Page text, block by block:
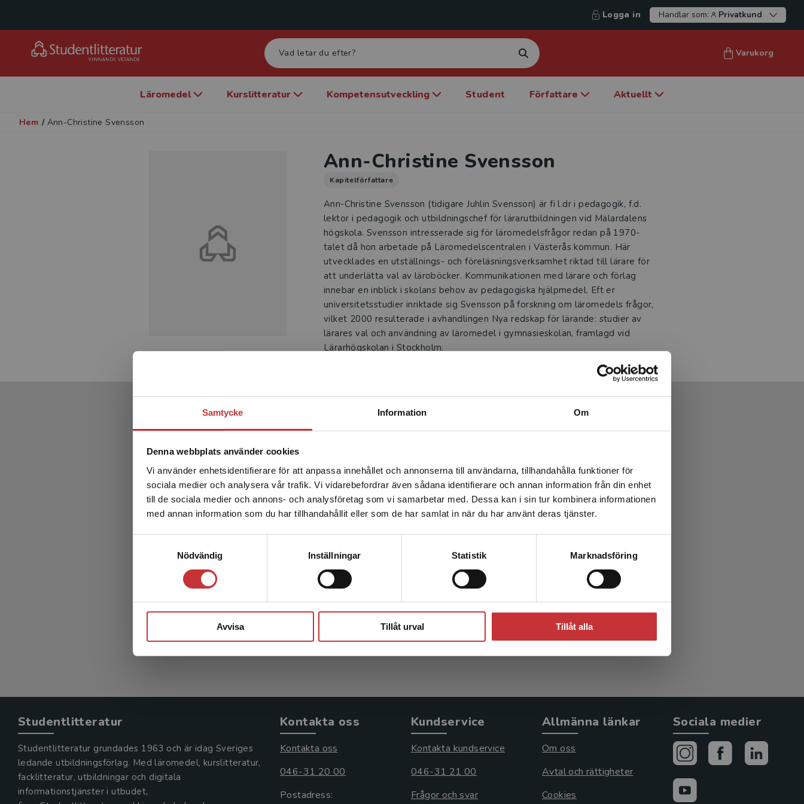
Samtycke Information Om
Denna webbplats använder cookies
Vi använder enhetsidentifierare för att anpassa innehållet och annonserna till användarna, tillhandahålla funktioner för
sociala medier och analysera vår trafik. Vi vidarebefordrar även sådana identifierare och annan information från din enhet
till de sociala medier och annons- och analysföretag som vi samarbetar med. Dessa kan i sin tur kombinera informationen
med annan information som du har tillhandahållit eller som de har samlat in när du har använt deras tjänster.
Nödvändig
Inställningar Statistik Marknadsföring
Avvisa Tillåt urval Tillåt alla
Begränsad fraktregion
Det verkar som att du besöker studentlitteratur.se via en
enhet utanför Sverige. Vi erbjuder inte leveranser utanför
Sverige. För att kunna slutföra ett köp måste
leveransadressen vara i Sverige.Läs mer
Logga in Handlar som: Privatkund
Varukorg
Läromedel Kurslitteratur Kompetensutveckling Student Författare Aktuellt
Hem / Ann-Christine Svensson
Ann-Christine Svensson
Kapitelförfattare
Ann-Christine Svensson (tidigare Juhlin Svensson) är fi l.dr i pedagogik, f.d.
lektor i pedagogik och utbildningschef för lärarutbildningen vid Mälardalens
högskola. Svensson intresserade sig för läromedelsfrågor redan på 1970-
talet då hon arbetade på Läromedelscentralen i Västerås kommun. Här
utvecklades en utställnings- och föreläsningsverksamhet riktad till lärare för
att underlätta val av läroböcker. Kommunikationen med lärare och förlag
innebar en inblick i skolans behov av pedagogiska hjälpmedel. Eft er
universitetsstudier inriktade sig Svensson på forskning om läromedels frågor,
vilket 2000 resulterade i avhandlingen Nya redskap för lärande: studier av
lärares val och användning av läromedel i gymnasieskolan, framlagd vid
Lärarhögskolan i Stockholm.
Att spegla världen
Ammert, Niklas (red.)
inkl. moms
Exkl. moms: 391 kr
Studentlitteratur
Studentlitteratur grundades 1963 och är idag Sveriges
ledande utbildningsförlag. Med läromedel, kurslitteratur,
facklitteratur, utbildningar och digitala
informationstjänster i utbudet,
Kontakta oss
Kontakta oss
046-31 20 00
Postadress:
Kundservice
Kontakta kundservice
046-31 21 00
Frågor och svar
Allmänna länkar
Om oss
Avtal och rättigheter
Cookies
Sociala medier